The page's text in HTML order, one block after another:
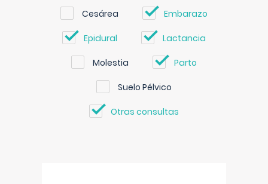
Cesárea Embarazo
Epidural Lactancia
Molestia Parto
Suelo Pélvico
Otras consultas